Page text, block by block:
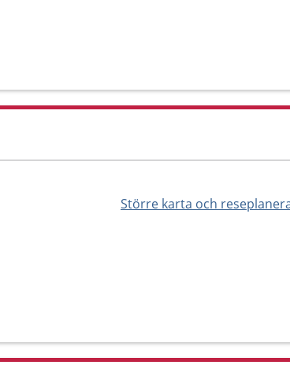
Större karta och